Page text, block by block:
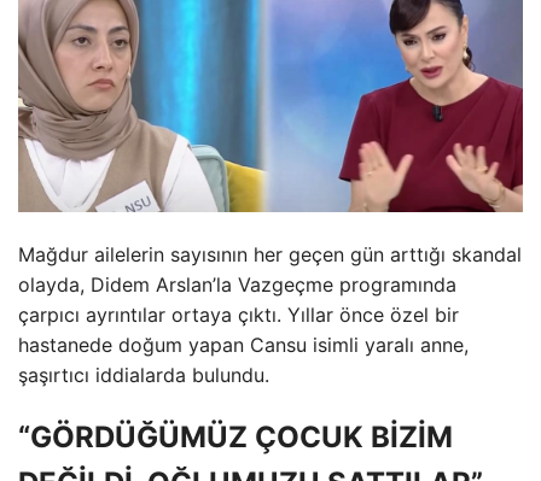
Mağdur ailelerin sayısının her geçen gün arttığı skandal
olayda, Didem Arslan’la Vazgeçme programında
çarpıcı ayrıntılar ortaya çıktı. Yıllar önce özel bir
hastanede doğum yapan Cansu isimli yaralı anne,
şaşırtıcı iddialarda bulundu.
“GÖRDÜĞÜMÜZ ÇOCUK BİZİM